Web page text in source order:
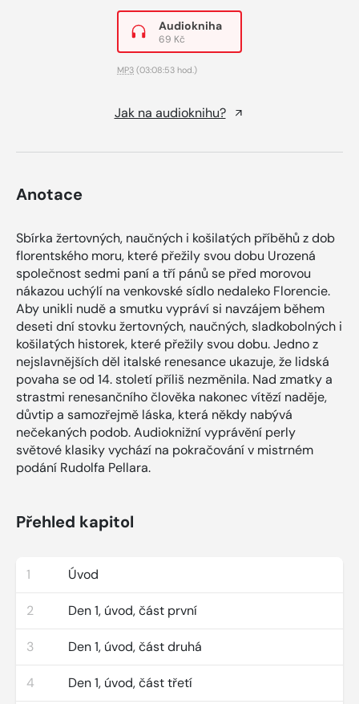
Audiokniha
69 Kč
MP3 (03:08:53 hod.)
Jak na audioknihu?
Anotace
Sbírka žertovných, naučných i košilatých příběhů z dob
florentského moru, které přežily svou dobu Urozená
společnost sedmi paní a tří pánů se před morovou
nákazou uchýlí na venkovské sídlo nedaleko Florencie.
Aby unikli nudě a smutku vypráví si navzájem během
deseti dní stovku žertovných, naučných, sladkobolných i
košilatých historek, které přežily svou dobu. Jedno z
nejslavnějších děl italské renesance ukazuje, že lidská
povaha se od 14. století příliš nezměnila. Nad zmatky a
strastmi renesančního člověka nakonec vítězí naděje,
důvtip a samozřejmě láska, která někdy nabývá
nečekaných podob. Audioknižní vyprávění perly
světové klasiky vychází na pokračování v mistrném
podání Rudolfa Pellara.
Přehled kapitol
1 Úvod
2 Den 1, úvod, část první
3 Den 1, úvod, část druhá
4 Den 1, úvod, část třetí